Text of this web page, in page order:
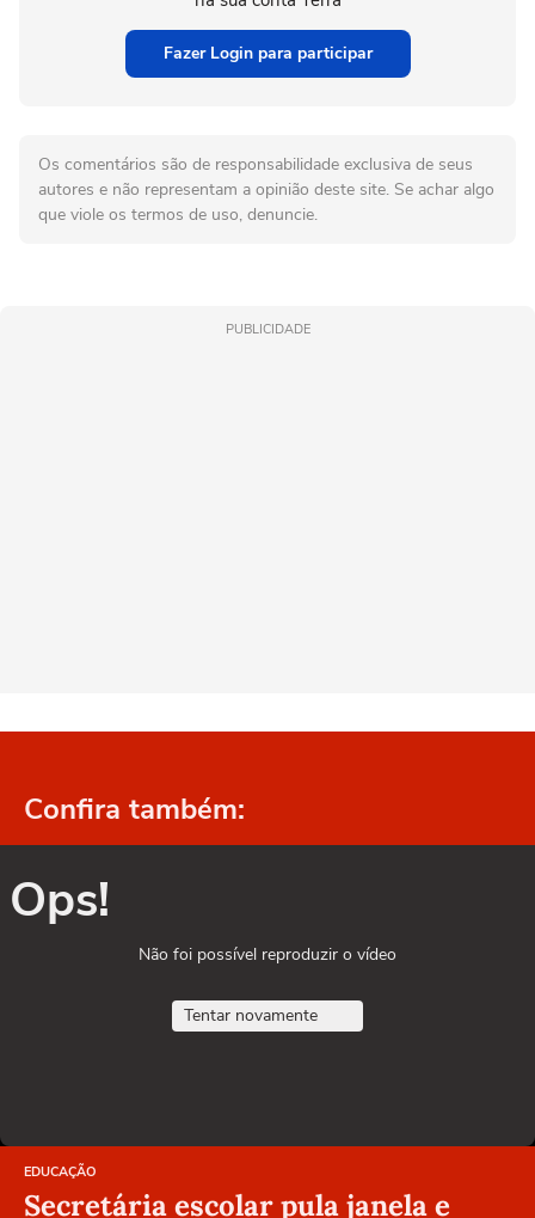
Fazer Login para participar
Os comentários são de responsabilidade exclusiva de seus
autores e não representam a opinião deste site. Se achar algo
que viole os termos de uso, denuncie.
PUBLICIDADE
Confira também:
Ops!
Não foi possível reproduzir o vídeo
Tentar novamente
EDUCAÇÃO
Secretária escolar pula janela e